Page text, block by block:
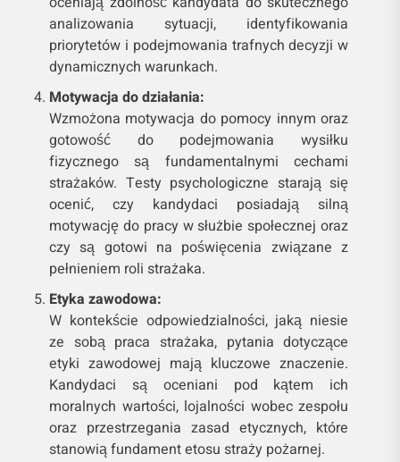
analizowania sytuacji, identyfikowania
priorytetów i podejmowania trafnych decyzji w
dynamicznych warunkach.
Motywacja do działania:
Wzmożona motywacja do pomocy innym oraz
gotowość do podejmowania wysiłku
fizycznego są fundamentalnymi cechami
strażaków. Testy psychologiczne starają się
ocenić, czy kandydaci posiadają silną
motywację do pracy w służbie społecznej oraz
czy są gotowi na poświęcenia związane z
pełnieniem roli strażaka.
Etyka zawodowa:
W kontekście odpowiedzialności, jaką niesie
ze sobą praca strażaka, pytania dotyczące
etyki zawodowej mają kluczowe znaczenie.
Kandydaci są oceniani pod kątem ich
moralnych wartości, lojalności wobec zespołu
oraz przestrzegania zasad etycznych, które
stanowią fundament etosu straży pożarnej.